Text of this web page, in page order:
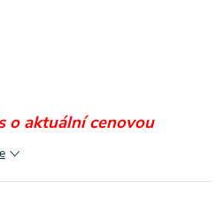
o aktuální cenovou